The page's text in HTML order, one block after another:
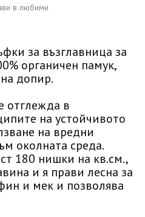
в любими
за възглавница за
органичен памук,
допир.
отглежда в
на устойчивото
на вредни
околната среда.
180 нишки на кв.см.,
и я прави лесна за
и мек и позволява